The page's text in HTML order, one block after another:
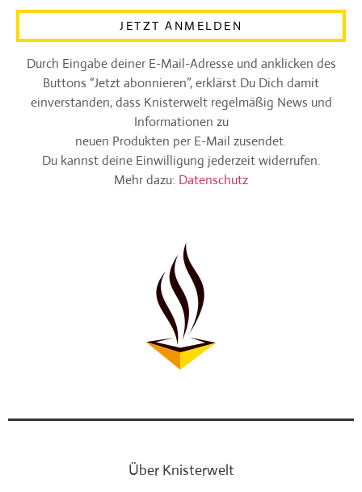
JETZT ANMELDEN
Durch Eingabe deiner E-Mail-Adresse und anklicken des
Buttons “Jetzt abonnieren”, erklärst Du Dich damit
einverstanden, dass Knisterwelt regelmäßig News und
Informationen zu
neuen Produkten per E-Mail zusendet.
Du kannst deine Einwilligung jederzeit widerrufen.
Mehr dazu: Datenschutz
Über Knisterwelt